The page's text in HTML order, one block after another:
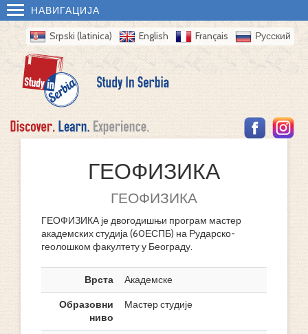
НАВИГАЦИЈА
Srpski (latinica) English Français Русский
ГЕОФИЗИКА
ГЕОФИЗИКА
ГЕОФИЗИКА је двогодишњи програм мастер
академских студија (60ЕСПБ) на Рударско-
геолошком факултету у Београду.
Врста
Академске
Образовни
ниво
Мастер студије